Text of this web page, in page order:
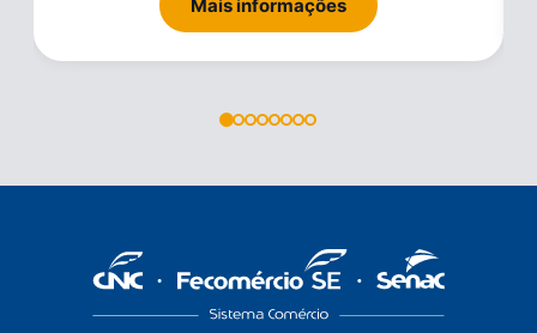
Mais informações